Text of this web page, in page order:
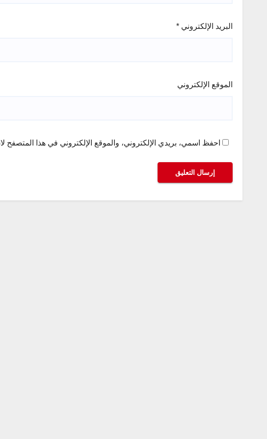
البريد الإلكتروني *
الموقع الإلكتروني
احفظ اسمي، بريدي الإلكتروني، والموقع الإلكتروني في هذا المتصفح